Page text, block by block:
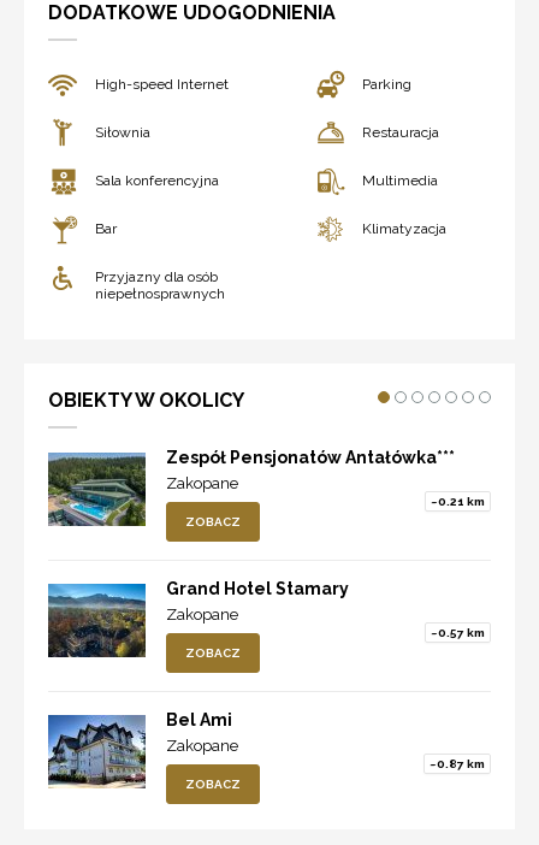
DODATKOWE UDOGODNIENIA
High-speed Internet Parking
Siłownia Restauracja
Sala konferencyjna Multimedia
Bar Klimatyzacja
Przyjazny dla osób
niepełnosprawnych
OBIEKTY W OKOLICY
Zespół Pensjonatów Antałówka***
Zakopane
~0.21 km
ZOBACZ
Grand Hotel Stamary
Zakopane
~0.57 km
ZOBACZ
Bel Ami
Zakopane
~0.87 km
ZOBACZ